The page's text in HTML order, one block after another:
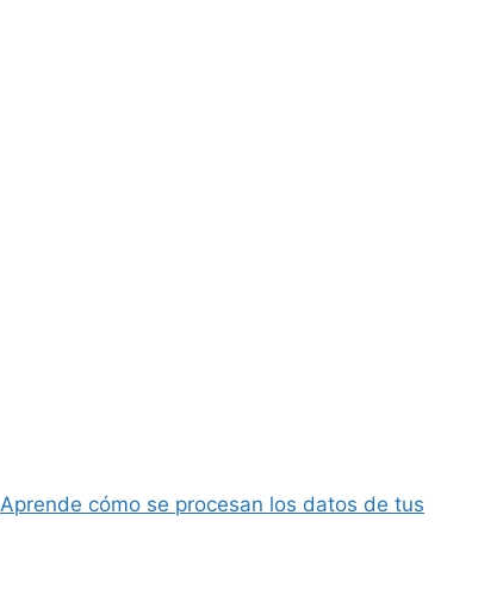
Aprende cómo se procesan los datos de tus